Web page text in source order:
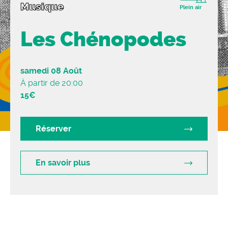
Plein air
Musique
Les Chénopodes
samedi 08 Août
À partir de 20:00
15€
Réserver
En savoir plus